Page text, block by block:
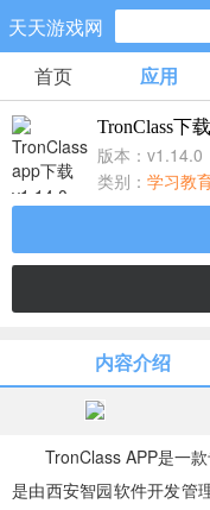
天天游戏网
手游分类
卡牌回合
71款手游
83款手游
45款手游
首页 应用
TronClass下
版本：v1.14.0
类别： 学习教
内容介绍
TronClass APP是一款
是由西安智园软件开发管